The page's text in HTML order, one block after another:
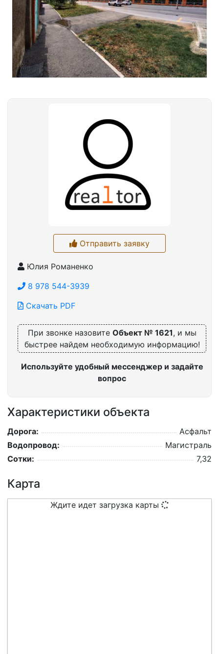
Отправить заявку
Юлия Романенко
8 978 544-3939
Скачать PDF
При звонке назовите Объект № 1621, и мы
быстрее найдем необходимую информацию!
Используйте удобный мессенджер и задайте
вопрос
Характеристики объекта
Дорога:
Асфальт
Водопровод:
Магистраль
Сотки:
7,32
Карта
Ждите идет загрузка карты